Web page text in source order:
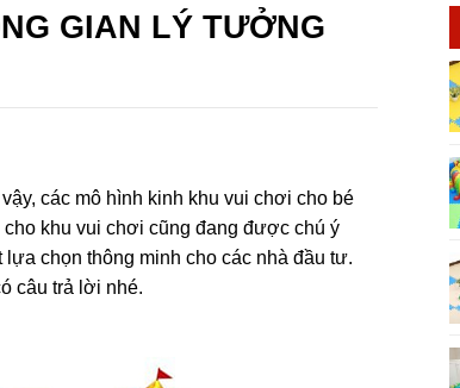
GIAN LÝ TƯỞNG
các mô hình kinh khu vui chơi cho bé
khu vui chơi cũng đang được chú ý
chọn thông minh cho các nhà đầu tư.
câu trả lời nhé.